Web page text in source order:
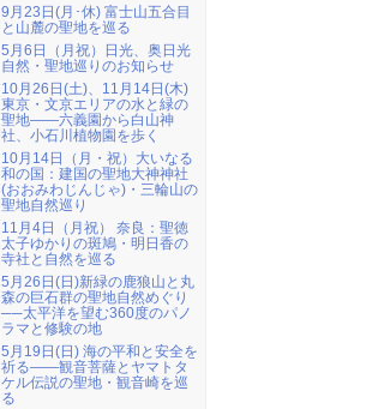
9月23日(月･休) 富士山五合目
と山麓の聖地を巡る
5月6日（月祝）日光、奥日光
自然・聖地巡りのお知らせ
10月26日(土)、11月14日(木)
東京・文京エリアの水と緑の
聖地――六義園から白山神
社、小石川植物園を歩く
10月14日（月・祝）大いなる
和の国：建国の聖地大神神社
(おおみわじんじゃ)・三輪山の
聖地自然巡り
11月4日（月祝） 奈良：聖徳
太子ゆかりの斑鳩・明日香の
寺社と自然を巡る
5月26日(日)新緑の鹿狼山と丸
森の巨石群の聖地自然めぐり
──太平洋を望む360度のパノ
ラマと修験の地
5月19日(日) 海の平和と安全を
祈る――観音菩薩とヤマトタ
ケル伝説の聖地・観音崎を巡
る